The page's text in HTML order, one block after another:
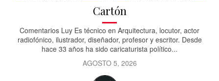
Cartón
Comentarios Luy Es técnico en Arquitectura, locutor, actor
radiofónico, ilustrador, diseñador, profesor y escritor. Desde
hace 33 años ha sido caricaturista político...
AGOSTO 5, 2026